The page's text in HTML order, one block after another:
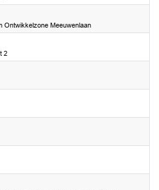
Ontwikkelzone Meeuwenlaan
2